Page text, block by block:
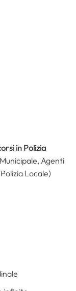
in Polizia
Agenti
Locale)